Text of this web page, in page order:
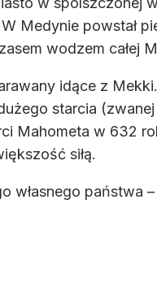
Medynie powstał
wodzem całej
idące z
starcia
Mahometa w 632
siłą.
własnego państwa